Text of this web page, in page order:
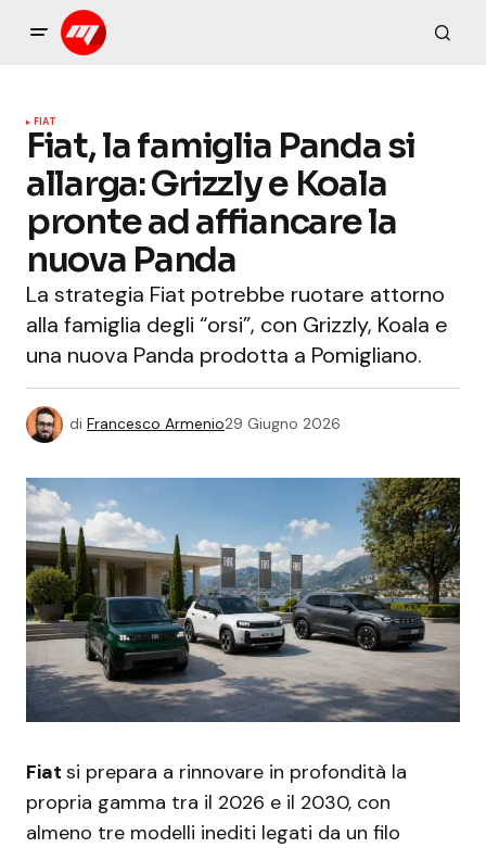
FIAT
Fiat, la famiglia Panda si
allarga: Grizzly e Koala
pronte ad affiancare la
nuova Panda
La strategia Fiat potrebbe ruotare attorno
alla famiglia degli “orsi”, con Grizzly, Koala e
una nuova Panda prodotta a Pomigliano.
di Francesco Armenio29 Giugno 2026
Fiat si prepara a rinnovare in profondità la
propria gamma tra il 2026 e il 2030, con
almeno tre modelli inediti legati da un filo